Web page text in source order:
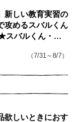
新しい教育実習の
攻めるスバルくん
スバルくん・
（7/31～8/7）
欲しいときにおす